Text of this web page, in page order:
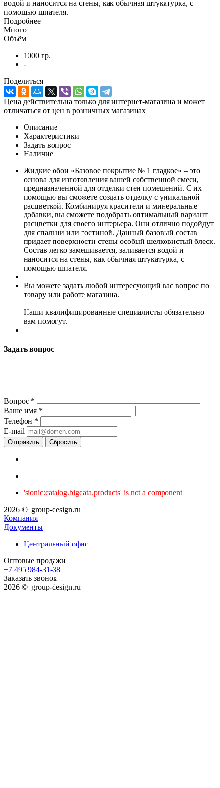
водой и наносится на стены, как обычная штукатурка, с
помощью шпателя.
Подробнее
Много
Объём
1000 гр.
-
Поделиться
Цена действительна только для интернет-магазина и может
отличаться от цен в розничных магазинах
Описание
Характеристики
Задать вопрос
Наличие
Жидкие обои «Базовое покрытие № 1 гладкое» – это
основа для изготовления вашей собственной смеси,
предназначенной для отделки стен помещений. С их
помощью вы сможете создать отделку с уникальной
расцветкой. Комбинируя красители и минеральные
добавки, вы сможете подобрать оптимальный вариант
расцветки для своего интерьера. Они отлично подойдут
для спальни или гостиной. Данный базовый состав
придает поверхности стены особый шелковистый блеск.
Состав легко замешивается, заливается водой и
наносится на стены, как обычная штукатурка, с
помощью шпателя.
Вы можете задать любой интересующий вас вопрос по
товару или работе магазина.
Наши квалифицированные специалисты обязательно
вам помогут.
Задать вопрос
Вопрос *
Ваше имя *
Телефон *
E-mail
Сбросить
'sionic:catalog.bigdata.products' is not a component
2026 © group-design.ru
Компания
Документы
Центральный офис
Оптовые продажи
+7 495 984-31-38
Заказать звонок
2026 © group-design.ru